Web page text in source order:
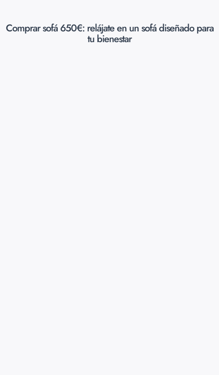
Comprar sofá 650€: relájate en un sofá diseñado para
tu bienestar